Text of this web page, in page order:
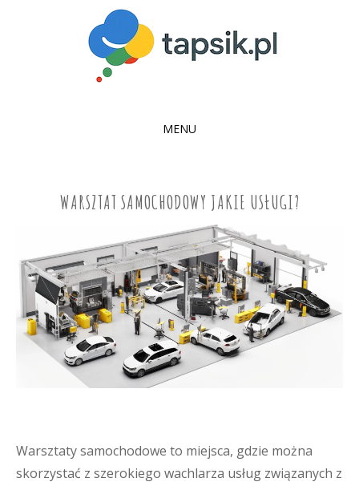
MENU
CONTENTWARSZTAT SAMOCHODOWY JAKIE USŁUGI?
Warsztaty samochodowe to miejsca, gdzie można
skorzystać z szerokiego wachlarza usług związanych z